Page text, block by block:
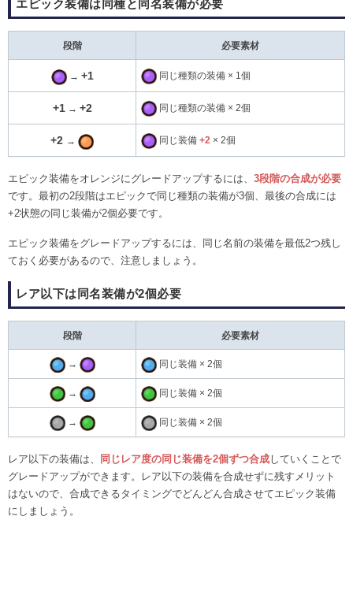
エピック装備は同種と同名装備が必要
段階 必要素材
→ +1 同じ種類の装備 × 1個
+1→ +2 同じ種類の装備 × 2個
+2 → 同じ装備 +2 × 2個
エピック装備をオレンジにグレードアップするには、 3段階の合成が必要
です。最初の2段階はエピックで同じ種類の装備が3個、最後の合成には
+2状態の同じ装備が2個必要です。
エピック装備をグレードアップするには、同じ名前の装備を最低2つ残し
ておく必要があるので、注意しましょう。
レア以下は同名装備が2個必要
段階 必要素材
→ 同じ装備 × 2個
→ 同じ装備 × 2個
→ 同じ装備 × 2個
レア以下の装備は、 同じレア度の同じ装備を2個ずつ合成していくことで
グレードアップができます。レア以下の装備を合成せずに残すメリット
はないので、合成できるタイミングでどんどん合成させてエピック装備
にしましょう。